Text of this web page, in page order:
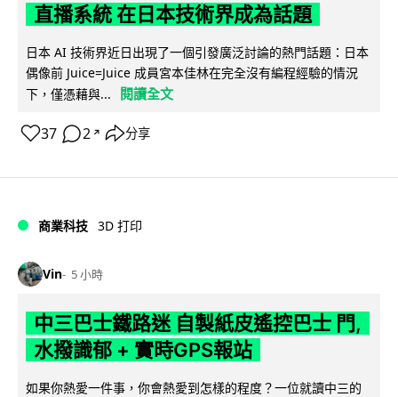
直播系統 在日本技術界成為話題
日本 AI 技術界近日出現了一個引發廣泛討論的熱門話題：日本
偶像前 Juice=Juice 成員宮本佳林在完全沒有編程經驗的情況
下，僅憑藉與...
閱讀全文
37 2 ↗ 分享
商業科技 3D 打印
Vin 5 小時
中三巴士鐵路迷 自製紙皮遙控巴士 門,
水撥識郁 + 實時GPS報站
如果你熱愛一件事，你會熱愛到怎樣的程度？一位就讀中三的